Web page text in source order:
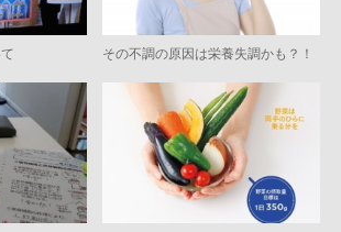
その不調の原因は栄養失調かも？！